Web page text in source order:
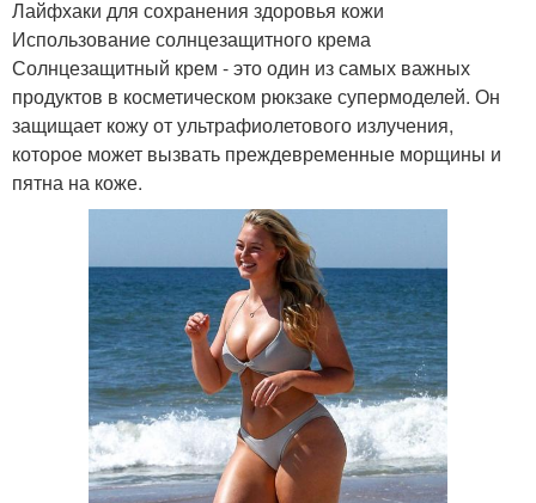
Лайфхаки для сохранения здоровья кожи
Использование солнцезащитного крема
Солнцезащитный крем - это один из самых важных
продуктов в косметическом рюкзаке супермоделей. Он
защищает кожу от ультрафиолетового излучения,
которое может вызвать преждевременные морщины и
пятна на коже.